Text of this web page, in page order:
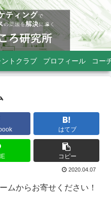
トクラブ プロフィール コー
はてブ
コピー
2020.04.07
ムからお寄せください！